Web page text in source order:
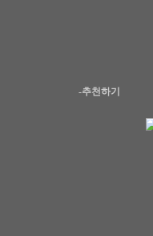
-추천하기